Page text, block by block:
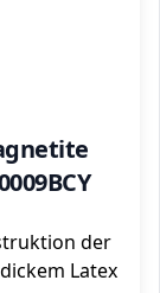
der
Latex